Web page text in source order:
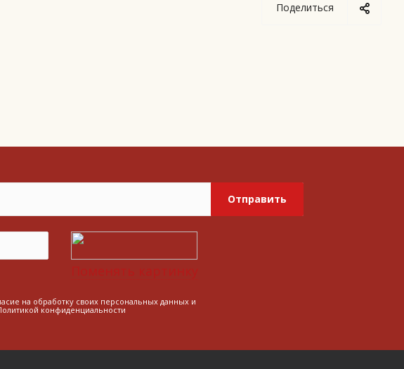
Поделиться
Отправить
Поменять картинку
на обработку своих персональных данных и
конфиденциальности